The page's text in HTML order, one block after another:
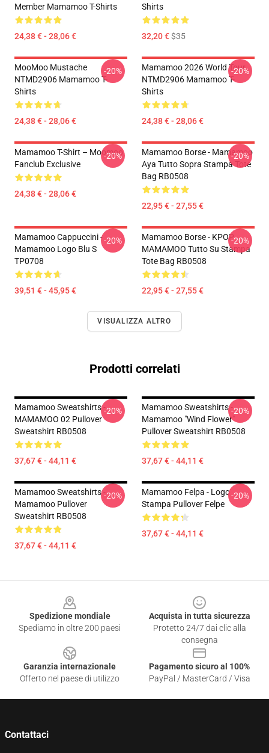
Member Mamamoo T-Shirts
24,38 € - 28,06 €
Shirts
32,20 €$35
MooMoo Mustache
NTMD2906 Mamamoo T-
Shirts
24,38 € - 28,06 €
-20%
Mamamoo 2026 World Tour
NTMD2906 Mamamoo T-
Shirts
24,38 € - 28,06 €
-20%
Mamamoo T-Shirt – Moomoo
Fanclub Exclusive
24,38 € - 28,06 €
-20%
Mamamoo Borse - Mamamoo
Aya Tutto Sopra Stampa Tote
Bag RB0508
22,95 € - 27,55 €
-20%
Mamamoo Cappuccini -
Mamamoo Logo Blu S
TP0708
39,51 € - 45,95 €
-20%
Mamamoo Borse - KPOP
MAMAMOO Tutto Su Stampa
Tote Bag RB0508
22,95 € - 27,55 €
-20%
VISUALIZZA ALTRO
Prodotti correlati
Mamamoo Sweatshirts -
MAMAMOO 02 Pullover
Sweatshirt RB0508
37,67 € - 44,11 €
-20%
Mamamoo Sweatshirts -
Mamamoo "Wind Flower"
Pullover Sweatshirt RB0508
37,67 € - 44,11 €
-20%
Mamamoo Sweatshirts -
Mamamoo Pullover
Sweatshirt RB0508
37,67 € - 44,11 €
-20%
Mamamoo Felpa - Logo
Stampa Pullover Felpe
37,67 € - 44,11 €
-20%
Spedizione mondiale
Spediamo in oltre 200 paesi
Acquista in tutta sicurezza
Protetto 24/7 dai clic alla
consegna
Garanzia internazionale
Offerto nel paese di utilizzo
Pagamento sicuro al 100%
PayPal / MasterCard / Visa
Contattaci